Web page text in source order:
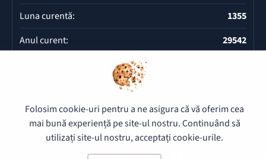
Luna curentă:
1355
Anul curent:
29542
© 2026 Pretura Buiucani - Toate drepturile rezervate.
Folosim cookie-uri pentru a ne asigura că vă oferim cea
mai bună experiență pe site-ul nostru. Continuând să
utilizați site-ul nostru, acceptați cookie-urile.